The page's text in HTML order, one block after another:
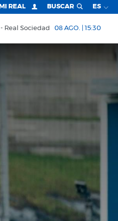
MI REAL BUSCAR ES
Real Sociedad 08 AGO. | 15:30